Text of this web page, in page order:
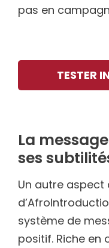
pas en
TESTER
La
ses
Un autre aspect
système de
positif. Riche en